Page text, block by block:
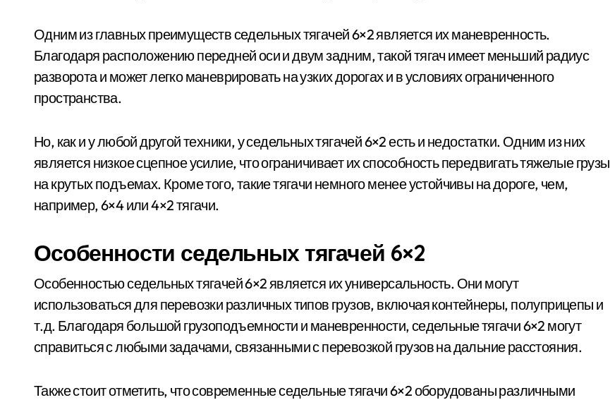
Одним из главных преимуществ седельных тягачей 6×2 является их маневренность.
Благодаря расположению передней оси и двум задним, такой тягач имеет меньший радиус
разворота и может легко маневрировать на узких дорогах и в условиях ограниченного
пространства.
Но, как и у любой другой техники, у седельных тягачей 6×2 есть и недостатки. Одним из них
является низкое сцепное усилие, что ограничивает их способность передвигать тяжелые грузы
на крутых подъемах. Кроме того, такие тягачи немного менее устойчивы на дороге, чем,
например, 6×4 или 4×2 тягачи.
Особенности седельных тягачей 6×2
Особенностью седельных тягачей 6×2 является их универсальность. Они могут
использоваться для перевозки различных типов грузов, включая контейнеры, полуприцепы и
т.д. Благодаря большой грузоподъемности и маневренности, седельные тягачи 6×2 могут
справиться с любыми задачами, связанными с перевозкой грузов на дальние расстояния.
Также стоит отметить, что современные седельные тягачи 6×2 оборудованы различными